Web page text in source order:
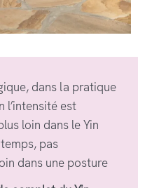
dans la pratique
l’intensité est
loin dans le Yin
pas
dans une posture